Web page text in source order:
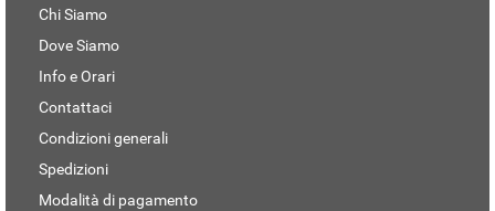
Chi Siamo
Dove Siamo
Info e Orari
Contattaci
Condizioni generali
Spedizioni
Modalità di pagamento